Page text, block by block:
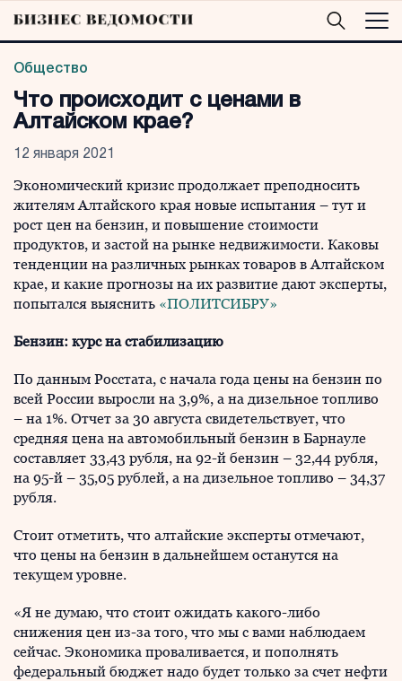
Общество
Что происходит с ценами в
Алтайском крае?
12 января 2021
Экономический кризис продолжает преподносить
жителям Алтайского края новые испытания – тут и
рост цен на бензин, и повышение стоимости
продуктов, и застой на рынке недвижимости. Каковы
тенденции на различных рынках товаров в Алтайском
крае, и какие прогнозы на их развитие дают эксперты,
попытался выяснить «ПОЛИТСИБРУ»
Бензин: курс на стабилизацию
По данным Росстата, с начала года цены на бензин по
всей России выросли на 3,9%, а на дизельное топливо
– на 1%. Отчет за 30 августа свидетельствует, что
средняя цена на автомобильный бензин в Барнауле
составляет 33,43 рубля, на 92-й бензин – 32,44 рубля,
на 95-й – 35,05 рублей, а на дизельное топливо – 34,37
рубля.
Стоит отметить, что алтайские эксперты отмечают,
что цены на бензин в дальнейшем останутся на
текущем уровне.
«Я не думаю, что стоит ожидать какого-либо
снижения цен из-за того, что мы с вами наблюдаем
сейчас. Экономика проваливается, и пополнять
федеральный бюджет надо будет только за счет нефти